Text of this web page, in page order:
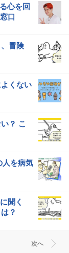
心を回
口
冒険
くない
？ こ
を病気
聞く
？
次へ